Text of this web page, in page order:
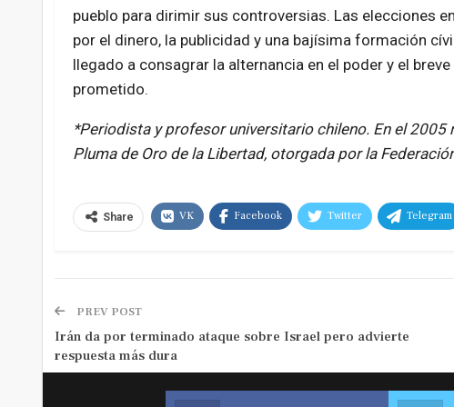
pueblo para dirimir sus controversias. Las elecciones
por el dinero, la publicidad y una bajísima formación
llegado a consagrar la alternancia en el poder y el
prometido.
*Periodista y profesor universitario chileno. En el
Pluma de Oro de la Libertad, otorgada por la
Share VK Facebook Twitter Telegram
PREV POST
Irán da por terminado ataque sobre Israel pero advierte
respuesta más dura